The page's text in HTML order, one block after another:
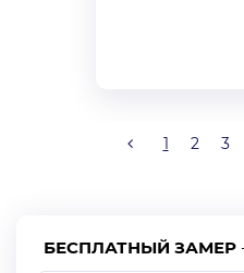
1 2 3
БЕСПЛАТНЫЙ ЗАМЕР